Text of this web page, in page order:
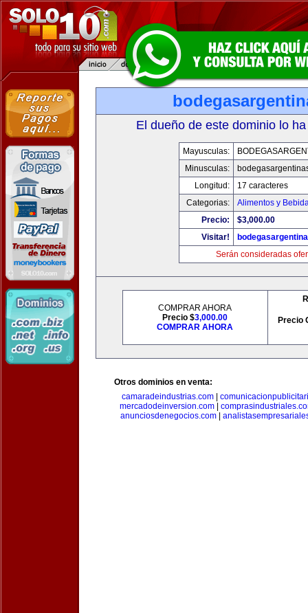
El dueño de este dominio lo
Mayusculas:
Minusculas:
Longitud:
17 caracteres
Categorias:
Alimentos y
Precio:
$3,000.00
Visitar!
Serán consideradas
COMPRAR AHORA
Precio $3,000.00
COMPRAR AHORA
Precio
Otros dominios en venta:
camaradeindustrias.com|
mercadodeinversion.com
anunciosdenegocios.com|